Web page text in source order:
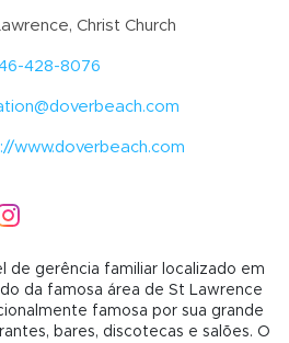
Christ Church
428-8076
www.doverbeach.com
de gerência familiar localizado em
da famosa área de St Lawrence
famosa por sua grande
bares, discotecas e salões. O